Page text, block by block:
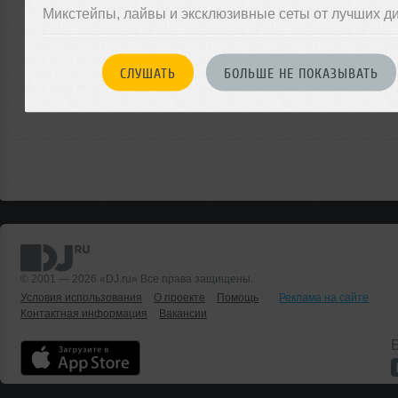
Микстейпы, лайвы и эксклюзивные сеты от лучших
СЛУШАТЬ БОЛЬШЕ НЕ ПОКАЗЫВАТЬ
Или
войдите на сайт
© 2001 — 2026 «DJ.ru» Все права защищены.
Условия использования
О проекте Помощь
Реклама на сайте
Контактная информация
Вакансии